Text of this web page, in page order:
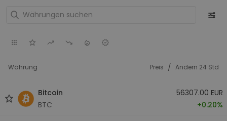
Währung Preis / Ändern 24 Std
Bitcoin
BTC
56307.00 EUR
+0.20%